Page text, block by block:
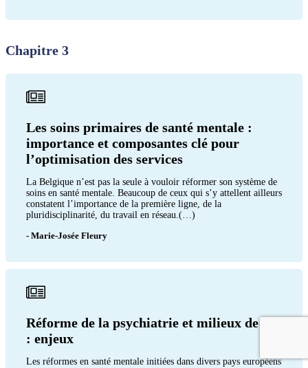
Chapitre 3
Les soins primaires de santé mentale :
importance et composantes clé pour
l’optimisation des services
La Belgique n’est pas la seule à vouloir réformer son système de
soins en santé mentale. Beaucoup de ceux qui s’y attellent ailleurs
constatent l’importance de la première ligne, de la
pluridisciplinarité, du travail en réseau.(…)
- Marie-Josée Fleury
Réforme de la psychiatrie et milieux de vie
: enjeux
Les réformes en santé mentale initiées dans divers pays européens